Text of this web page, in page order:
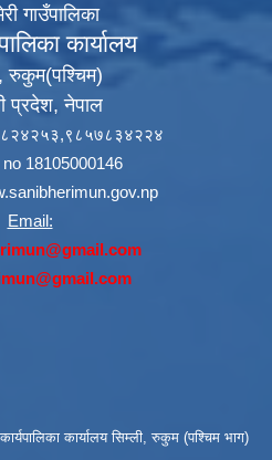
गाउँपालिका
कार्यालय
रुकुम(पश्‍चिम)
प्रदेश, नेपाल
no 18105000146
Email:
कार्यालय सिम्ली, रुकुम (पश्चिम भाग)